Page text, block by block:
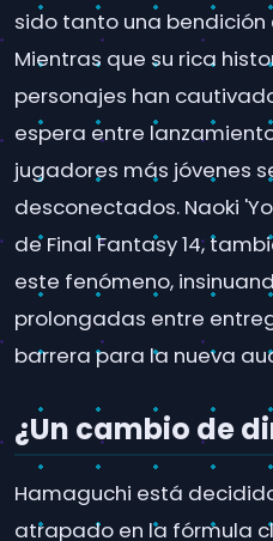
sido tanto una
Mientras que su rica
personajes han
espera entre
jugadores más jóvenes
desconectados. Naoki
de Final Fantasy 14,
este fenómeno,
prolongadas entre
barrera para la nueva
¿Un cambio de
Hamaguchi está
atrapado en la fórmula